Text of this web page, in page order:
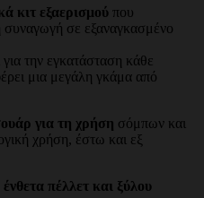
κιτ εξαερισμού που
συναγωγή σε εξαναγκασμένο
για την εγκατάσταση κάθε
μια μεγάλη γκάμα από
για τη χρήση σόμπων και
χρήση, έστω και εξ
πέλλετ και ξύλου